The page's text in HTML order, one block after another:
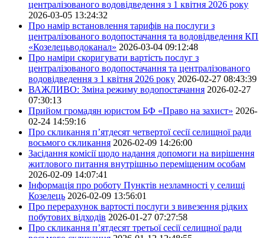
централізованого водовідведення з 1 квітня 2026 року
2026-03-05 13:24:32
Про намір встановлення тарифів на послуги з
централізованого водопостачання та водовідведення КП
«Козелецьводоканал» 2026-03-04 09:12:48
Про наміри скоригувати вартість послуг з
централізованого водопостачання та централізованого
водовідведення з 1 квітня 2026 року 2026-02-27 08:43:39
ВАЖЛИВО: Зміна режиму водопостачання 2026-02-27
07:30:13
Прийом громадян юристом БФ «Право на захист» 2026-
02-24 14:59:16
Про скликання п’ятдесят четвертої сесії селищної ради
восьмого скликання 2026-02-09 14:26:00
Засідання комісії щодо надання допомоги на вирішення
житлового питання внутрішньо переміщеним особам
2026-02-09 14:07:41
Інформація про роботу Пунктів незламності у селищі
Козелець 2026-02-09 13:56:01
Про перерахунок вартості послуги з вивезення рідких
побутових відходів 2026-01-27 07:27:58
Про скликання п’ятдесят третьої сесії селищної ради